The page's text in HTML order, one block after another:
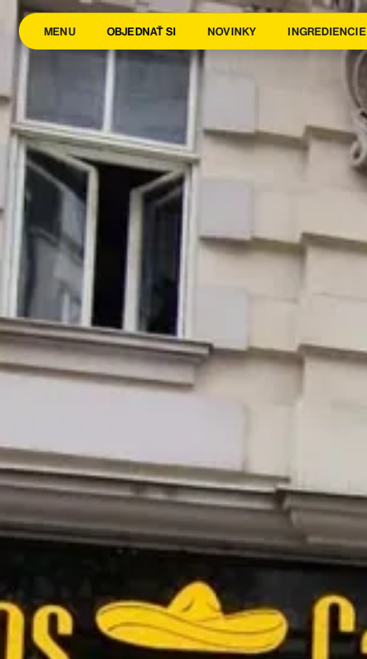
MENU OBJEDNAŤ SI NOVINKY INGREDIENCIE